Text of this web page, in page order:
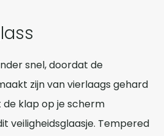
snel, doordat de
zijn van vierlaags gehard
de klap op je scherm
veiligheidsglaasje. Tempered